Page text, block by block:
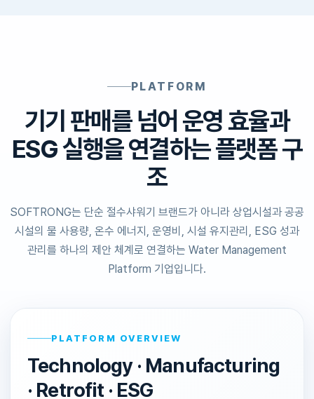
PLATFORM
기기 판매를 넘어 운영 효율과
ESG 실행을 연결하는 플랫폼 구
조
SOFTRONG는 단순 절수샤워기 브랜드가 아니라 상업시설과 공공
시설의 물 사용량, 온수 에너지, 운영비, 시설 유지관리, ESG 성과
관리를 하나의 제안 체계로 연결하는 Water Management
Platform 기업입니다.
PLATFORM OVERVIEW
Technology · Manufacturing
· Retrofit · ESG